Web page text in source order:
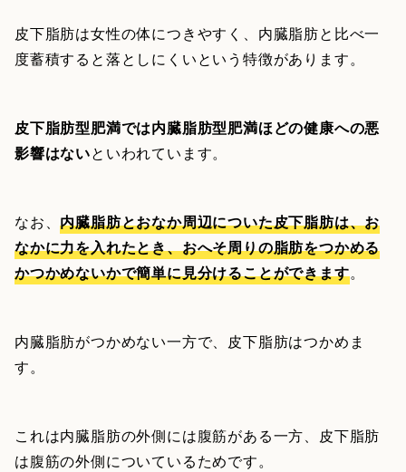
皮下脂肪は女性の体につきやすく、内臓脂肪と比べ一
度蓄積すると落としにくいという特徴があります。
皮下脂肪型肥満では内臓脂肪型肥満ほどの健康への悪
影響はないといわれています。
なお、内臓脂肪とおなか周辺についた皮下脂肪は、お
なかに力を入れたとき、おへそ周りの脂肪をつかめる
かつかめないかで簡単に見分けることができます。
内臓脂肪がつかめない一方で、皮下脂肪はつかめま
す。
これは内臓脂肪の外側には腹筋がある一方、皮下脂肪
は腹筋の外側についているためです。